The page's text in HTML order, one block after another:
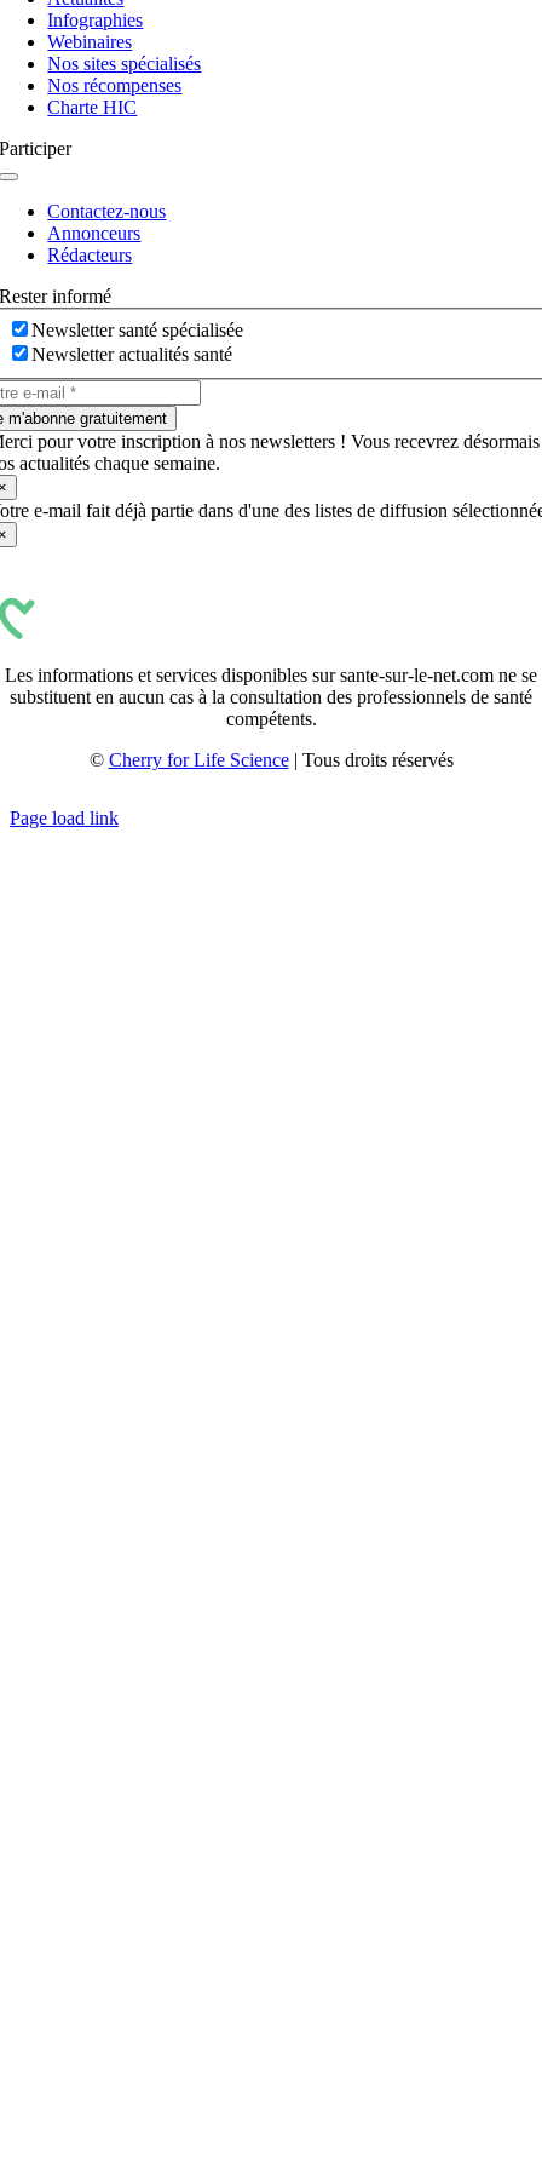
bascule
Infographies
Webinaires
Nos sites spécialisés
Nos récompenses
Charte HIC
Participer
Navigation
basculeContactez-nous
Annonceurs
Rédacteurs
Rester informé
Newsletter santé spécialisée
Newsletter actualités santé
m'abonne gratuitement
pour votre inscription à nos newsletters ! Vous recevrez désormais
actualités chaque semaine.
e-mail fait déjà partie dans d'une des listes de diffusion
Les informations et services disponibles sur sante-sur-le-net.com ne se
substituent en aucun cas à la consultation des professionnels de santé
compétents.
© Cherry for Life Science| Tous droits réservés
Page load link